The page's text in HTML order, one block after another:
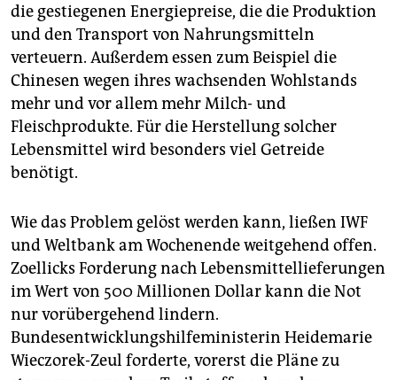
die gestiegenen Energiepreise, die die Produktion
und den Transport von Nahrungsmitteln
verteuern. Außerdem essen zum Beispiel die
Chinesen wegen ihres wachsenden Wohlstands
mehr und vor allem mehr Milch- und
Fleischprodukte. Für die Herstellung solcher
Lebensmittel wird besonders viel Getreide
benötigt.
Wie das Problem gelöst werden kann, ließen IWF
und Weltbank am Wochenende weitgehend offen.
Zoellicks Forderung nach Lebensmittellieferungen
im Wert von 500 Millionen Dollar kann die Not
nur vorübergehend lindern.
Bundesentwicklungshilfeministerin Heidemarie
Wieczorek-Zeul forderte, vorerst die Pläne zu